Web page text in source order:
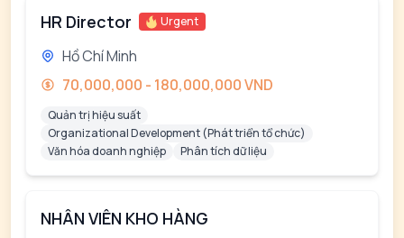
HR Director Urgent
Hồ Chí Minh
70,000,000 - 180,000,000 VND
Quản trị hiệu suất
Organizational Development (Phát triển tổ chức)
Văn hóa doanh nghiệp
Phân tích dữ liệu
NHÂN VIÊN KHO HÀNG